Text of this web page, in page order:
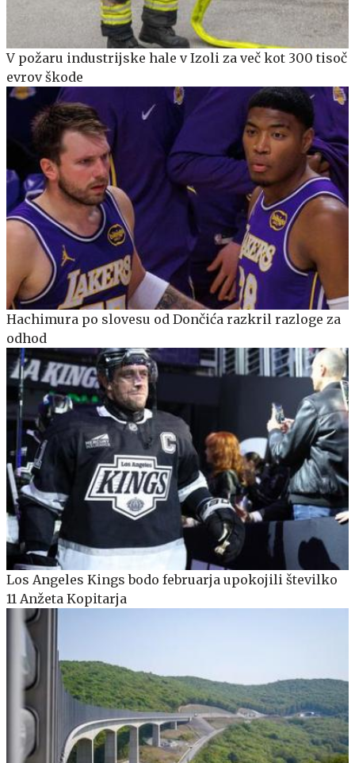
V požaru industrijske hale v Izoli za več kot 300 tisoč
evrov škode
Hachimura po slovesu od Dončića razkril razloge za
odhod
Los Angeles Kings bodo februarja upokojili številko
11 Anžeta Kopitarja